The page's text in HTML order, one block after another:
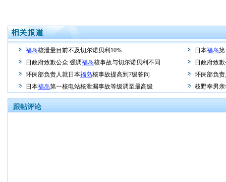
福岛核泄量目前不及切尔诺贝利10% 日本福岛
日政府致歉公众 强调福岛核事故与切尔诺贝利不同
日政府致
环保部负责人就日本福岛核事故提高到7级答问
环保部负
日本福岛第一核电站核泄漏事故等级调至最高级 枝野幸男
跟帖评论